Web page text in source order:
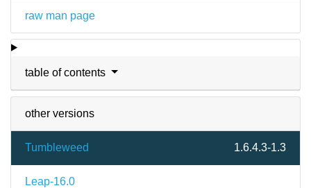
raw man page
table of contents
other versions
Tumbleweed 1.6.4.3-1.3
Leap-16.0